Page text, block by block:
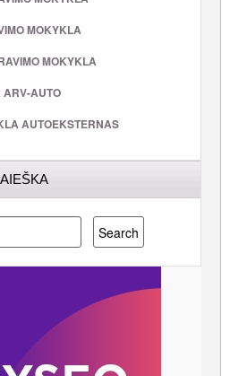
MOKYKLA
MOKYKLA
ARV-AUTO
AUTOEKSTERNAS